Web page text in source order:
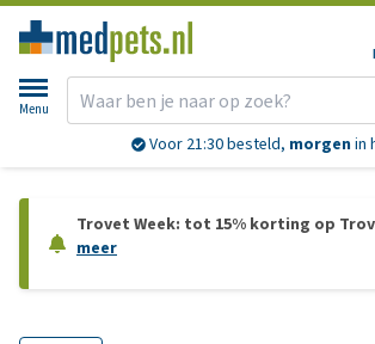
Menu
Voor 21:30 besteld, morgenin
Trovet Week: tot 15% korting op
meer